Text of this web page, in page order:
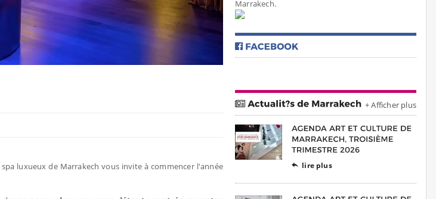
luxueux de Marrakech vous invite à commencer l'année
Marrakech.
+ Afficher plus
 lire plus